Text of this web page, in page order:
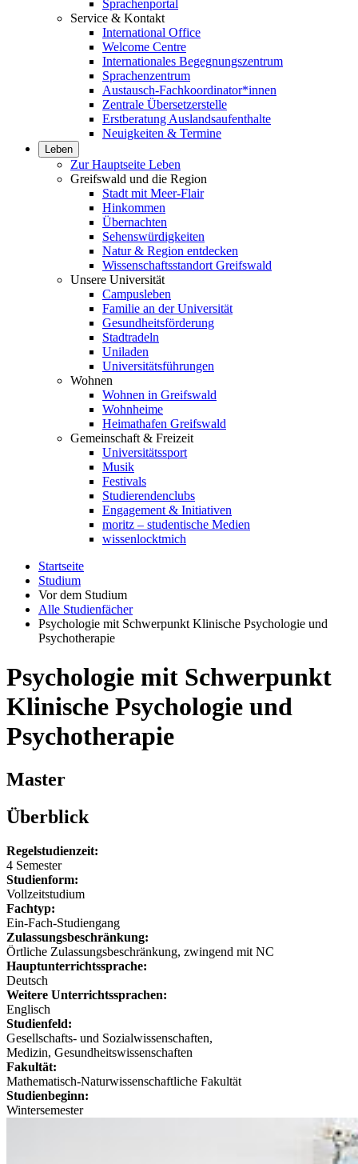
Sprachenportal
Service & Kontakt
International Office
Welcome Centre
Internationales Begegnungszentrum
Sprachenzentrum
Austausch-Fachkoordinator*innen
Zentrale Übersetzerstelle
Erstberatung Auslandsaufenthalte
Neuigkeiten & Termine
Leben
Zur Hauptseite Leben
Greifswald und die Region
Stadt mit Meer-Flair
Hinkommen
Übernachten
Sehenswürdigkeiten
Natur & Region entdecken
Wissenschaftsstandort Greifswald
Unsere Universität
Campusleben
Familie an der Universität
Gesundheitsförderung
Stadtradeln
Uniladen
Universitätsführungen
Wohnen
Wohnen in Greifswald
Wohnheime
Heimathafen Greifswald
Gemeinschaft & Freizeit
Universitätssport
Musik
Festivals
Studierendenclubs
Engagement & Initiativen
moritz – studentische Medien
wissenlocktmich
Startseite
Studium
Vor dem Studium
Alle Studienfächer
Psychologie mit Schwerpunkt Klinische Psychologie und
Psychotherapie
Psychologie mit Schwerpunkt
Klinische Psychologie und
Psychotherapie
Master
Überblick
Regelstudienzeit:
4 Semester
Studienform:
Vollzeitstudium
Fachtyp:
Ein-Fach-Studiengang
Zulassungsbeschränkung:
Örtliche Zulassungsbeschränkung, zwingend mit NC
Hauptunterrichtssprache:
Deutsch
Weitere Unterrichtssprachen:
Englisch
Studienfeld:
Gesellschafts- und Sozialwissenschaften,
Medizin, Gesundheitswissenschaften
Fakultät:
Mathematisch-Naturwissenschaftliche Fakultät
Studienbeginn:
Wintersemester